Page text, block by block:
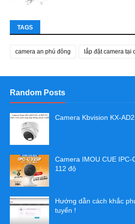
TAGS
camera an phú đông lắp đặt camera tại
Random Posts
Camera Kbvision KX-
Camera IMOU CUE IPC-
112 độ
Hướng dẫn cách khắc
tuyến !